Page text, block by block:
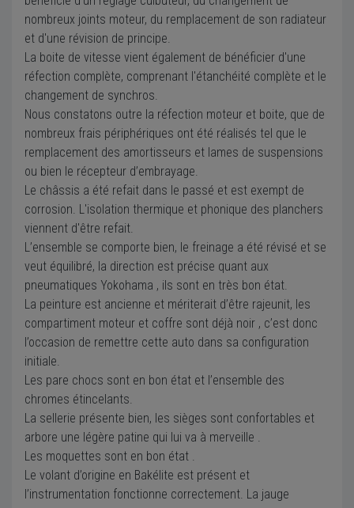
nombreux joints moteur, du remplacement de son radiateur
et d'une révision de principe.
La boite de vitesse vient également de bénéficier d'une
réfection complète, comprenant l'étanchéité complète et le
changement de synchros.
Nous constatons outre la réfection moteur et boite, que de
nombreux frais périphériques ont été réalisés tel que le
remplacement des amortisseurs et lames de suspensions
ou bien le récepteur d’embrayage.
Le châssis a été refait dans le passé et est exempt de
corrosion. L'isolation thermique et phonique des planchers
viennent d'être refait.
L’ensemble se comporte bien, le freinage a été révisé et se
veut équilibré, la direction est précise quant aux
pneumatiques Yokohama , ils sont en très bon état.
La peinture est ancienne et mériterait d’être rajeunit, les
compartiment moteur et coffre sont déjà noir , c’est donc
l’occasion de remettre cette auto dans sa configuration
initiale.
Les pare chocs sont en bon état et l’ensemble des
chromes étincelants.
La sellerie présente bien, les sièges sont confortables et
arbore une légère patine qui lui va à merveille .
Les moquettes sont en bon état .
Le volant d’origine en Bakélite est présent et
l’instrumentation fonctionne correctement. La jauge